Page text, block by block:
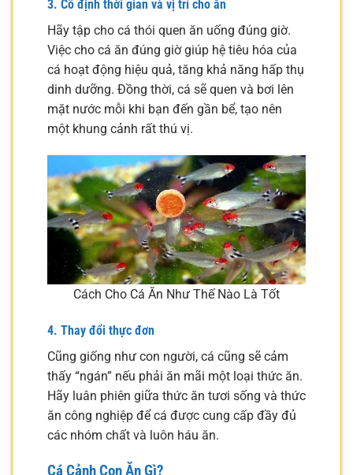
3. Cố định thời gian và vị trí cho ăn
Hãy tập cho cá thói quen ăn uống đúng giờ.
Việc cho cá ăn đúng giờ giúp hệ tiêu hóa của
cá hoạt động hiệu quả, tăng khả năng hấp thụ
dinh dưỡng. Đồng thời, cá sẽ quen và bơi lên
mặt nước mỗi khi bạn đến gần bể, tạo nên
một khung cảnh rất thú vị.
Cách Cho Cá Ăn Như Thế Nào Là Tốt
4. Thay đổi thực đơn
Cũng giống như con người, cá cũng sẽ cảm
thấy “ngán” nếu phải ăn mãi một loại thức ăn.
Hãy luân phiên giữa thức ăn tươi sống và thức
ăn công nghiệp để cá được cung cấp đầy đủ
các nhóm chất và luôn háu ăn.
Cá Cảnh Con Ăn Gì?